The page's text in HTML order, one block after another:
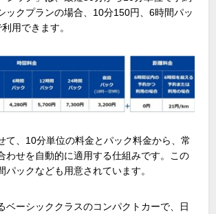
ックプランの場合、 10分150円、6時間パッ
用できます。
、 10分単位の料金とパック料金から、常
わせを自動的に適用する仕組みです。この
パックなども用意されています。
ベーシッククラスのコンパクトカーで、日